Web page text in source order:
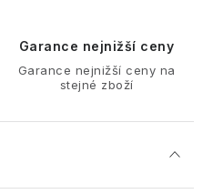
Garance nejnižší ceny
Garance nejnižší ceny na
stejné zboží